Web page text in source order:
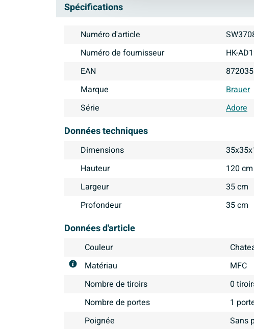
Spécifications
Numéro d'article
Numéro de fournisseur
HK-
EAN
Marque
Brauer
Série
Adore
Données techniques
Dimensions
Hauteur
120 cm
Largeur
35 cm
Profondeur
35 cm
Données d'article
Couleur
Matériau
MFC
Nombre de tiroirs
0
Nombre de portes
1
Poignée